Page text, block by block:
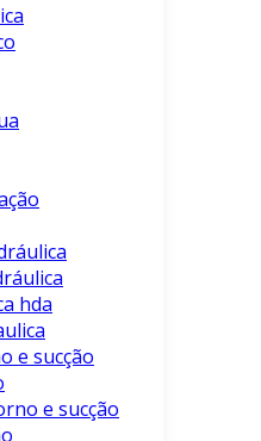
hda
e sucção
e sucção